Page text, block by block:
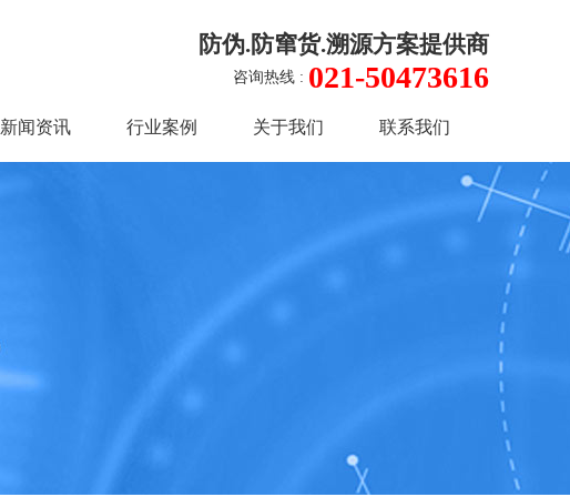
防伪.防窜货.溯源方案提供商
咨询热线 : 021-50473616
新闻资讯 行业案例 关于我们 联系我们